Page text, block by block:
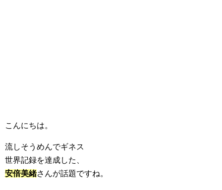
こんにちは。
流しそうめんでギネス
世界記録を達成した、
安倍美緒さんが話題ですね。